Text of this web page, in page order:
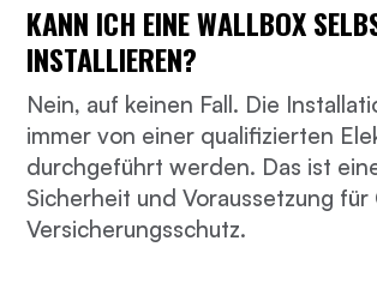
KANN ICH EINE WALLBOX
INSTALLIEREN?
Nein, auf keinen Fall. Die
immer von einer qualifizierten
durchgeführt werden. Das ist
Sicherheit und Voraussetzung
Versicherungsschutz.